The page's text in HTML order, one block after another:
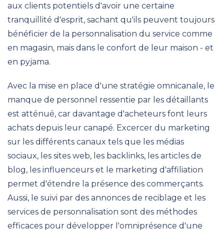
aux clients potentiels d'avoir une certaine
tranquillité d'esprit, sachant qu'ils peuvent toujours
bénéficier de la personnalisation du service comme
en magasin, mais dans le confort de leur maison - et
en pyjama.
Avec la mise en place d'une stratégie omnicanale, le
manque de personnel ressentie par les détaillants
est atténué, car davantage d'acheteurs font leurs
achats depuis leur canapé. Excercer du marketing
sur les différents canaux tels que les médias
sociaux, les sites web, les backlinks, les articles de
blog, les influenceurs et le marketing d'affiliation
permet d'étendre la présence des commerçants.
Aussi, le suivi par des annonces de reciblage et les
services de personnalisation sont des méthodes
efficaces pour développer l'omniprésence d'une